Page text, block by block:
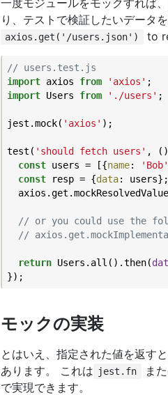
一度モジュールをモックすれば、
り、テストで検証したいデー
axios.get('/users.json') to
// users.test.js
import axios from 'axios'
import Users from './users' ;
jest.mock( 'axios' );
test( 'should fetch users' ,
const users = [{name: 'Bob'
const resp = {data: users};
// or you could use the
//
return Users.all().then(
モックの実装
とはいえ、指定された値を返す
あります。 これは jest.fn ま
で実現できます。